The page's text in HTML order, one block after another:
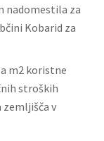
nadomestila za
Kobarid za
m2 koristne
stroških
zemljišča v